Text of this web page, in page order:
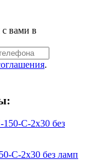
с вами в
.
С-2x30 без ламп